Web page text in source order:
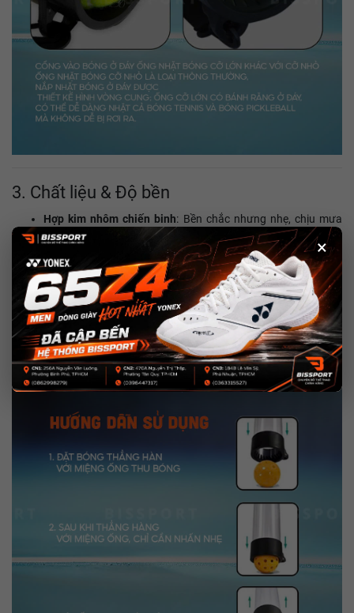
×
3. Chất liệu & Độ bền
Hợp kim nhôm chiến binh: Bền chắc nhưng nhẹ, chịu mưa
nắng mà không gỉ.
Nhựa ABS cao cấp: Cứng, chống va đập, đồng thời thân thiện
với môi trường.
Lò xo thép “mãnh hổ” : Đàn hồi mạnh, phản ứng nhanh, duy
trì hiệu suất ổn định suốt hàng nghìn lần sử dụng.